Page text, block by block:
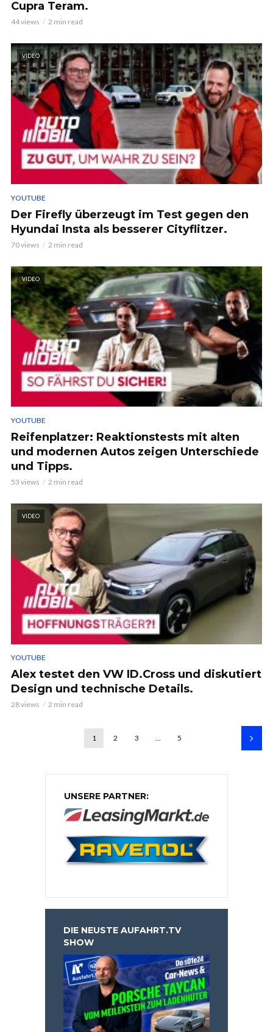
Cupra Teram.
44 views 2 min read
VIDEO
YOUTUBE
Der Firefly überzeugt im Test gegen den
Hyundai Insta als besserer Cityflitzer.
70 views 2 min read
VIDEO
YOUTUBE
Reifenplatzer: Reaktionstests mit alten
und modernen Autos zeigen Unterschiede
und Tipps.
53 views 2 min read
VIDEO
YOUTUBE
Alex testet den VW ID.Cross und diskutiert
Design und technische Details.
28 views 2 min read
1 2 3 … 5
UNSERE PARTNER:
DIE NEUSTE AUFAHRT.TV
SHOW